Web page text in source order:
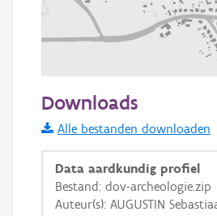
Informatie Vlaanderen
i
+ −
Downloads
Alle bestanden downloaden
Data aardkundig profiel
Bestand: dov-archeologie.zip
Auteur(s): AUGUSTIN